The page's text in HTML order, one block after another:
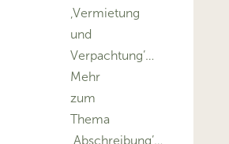
‚Vermietung
und
Verpachtung’…
Mehr
zum
Thema
‚Abschreibung’…